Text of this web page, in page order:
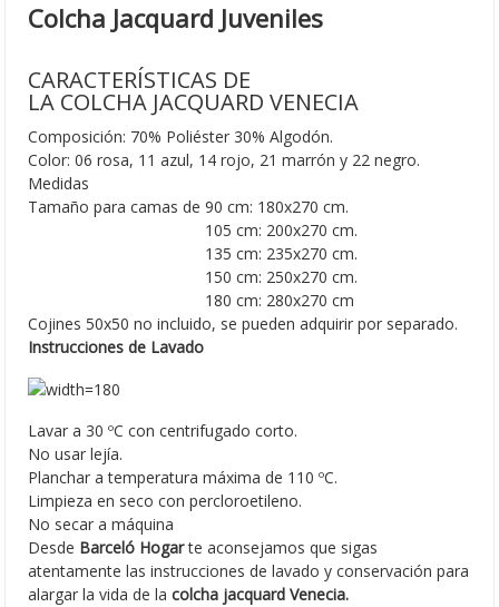
Colcha Jacquard Juveniles
CARACTERÍSTICAS DE
LA COLCHA JACQUARD VENECIA
Composición: 70% Poliéster 30% Algodón.
Color: 06 rosa, 11 azul, 14 rojo, 21 marrón y 22 negro.
Medidas
Tamaño para camas de 90 cm: 180x270 cm.
105 cm: 200x270 cm.
135 cm: 235x270 cm.
150 cm: 250x270 cm.
180 cm: 280x270 cm
Cojines 50x50 no incluido, se pueden adquirir por separado.
Instrucciones de Lavado
Lavar a 30 ºC con centrifugado corto.
No usar lejía.
Planchar a temperatura máxima de 110 ºC.
Limpieza en seco con percloroetileno.
No secar a máquina
Desde Barceló Hogarte aconsejamos que sigas
atentamente las instrucciones de lavado y conservación para
alargar la vida de lacolcha jacquard Venecia.